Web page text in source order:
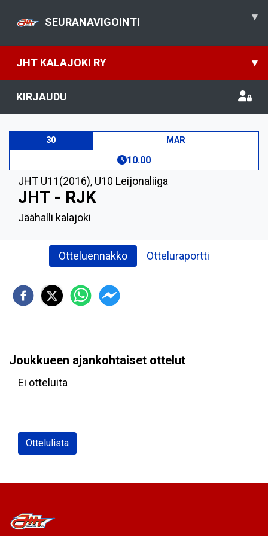
SEURANAVIGOINTI ▾
JHT KALAJOKI RY ▾
KIRJAUDU
30 MAR
10.00
JHT U11(2016), U10 Leijonaliiga
JHT - RJK
Jäähalli kalajoki
Otteluennakko Otteluraportti
Joukkueen ajankohtaiset ottelut
Ei otteluita
Ottelulista